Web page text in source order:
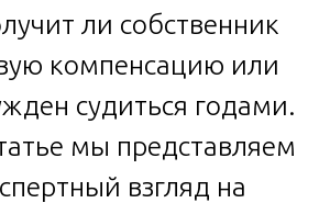
ли собственник
компенсацию или
судиться годами.
мы представляем
взгляд на